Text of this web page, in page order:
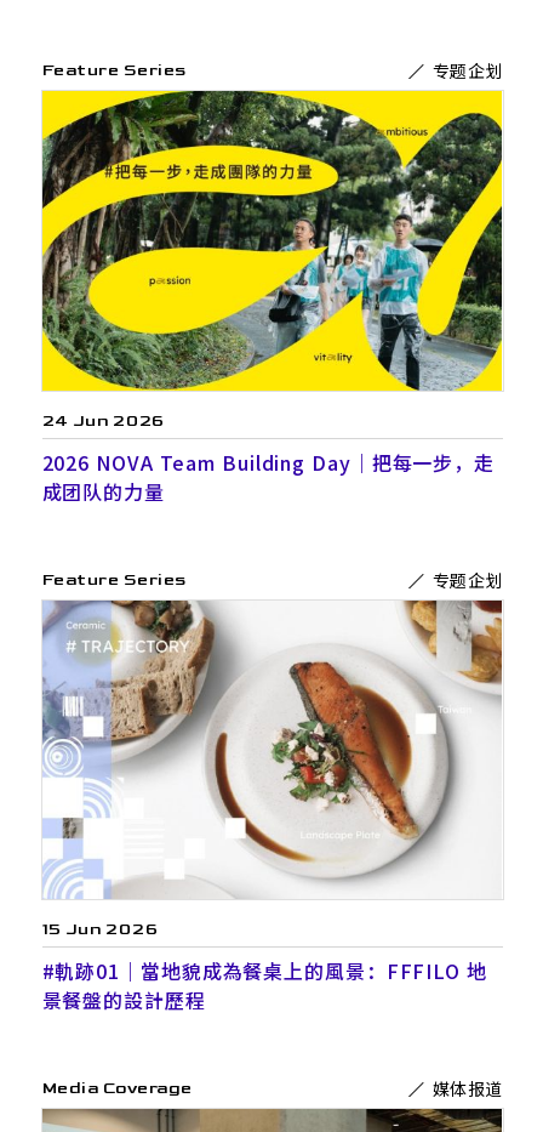
Feature Series 专题企划
24 Jun 2026
2026 NOVA Team Building Day｜把每一步，走
成团队的力量
Feature Series 专题企划
15 Jun 2026
#軌跡01｜當地貌成為餐桌上的風景：FFFILO 地
景餐盤的設計歷程
Media Coverage 媒体报道